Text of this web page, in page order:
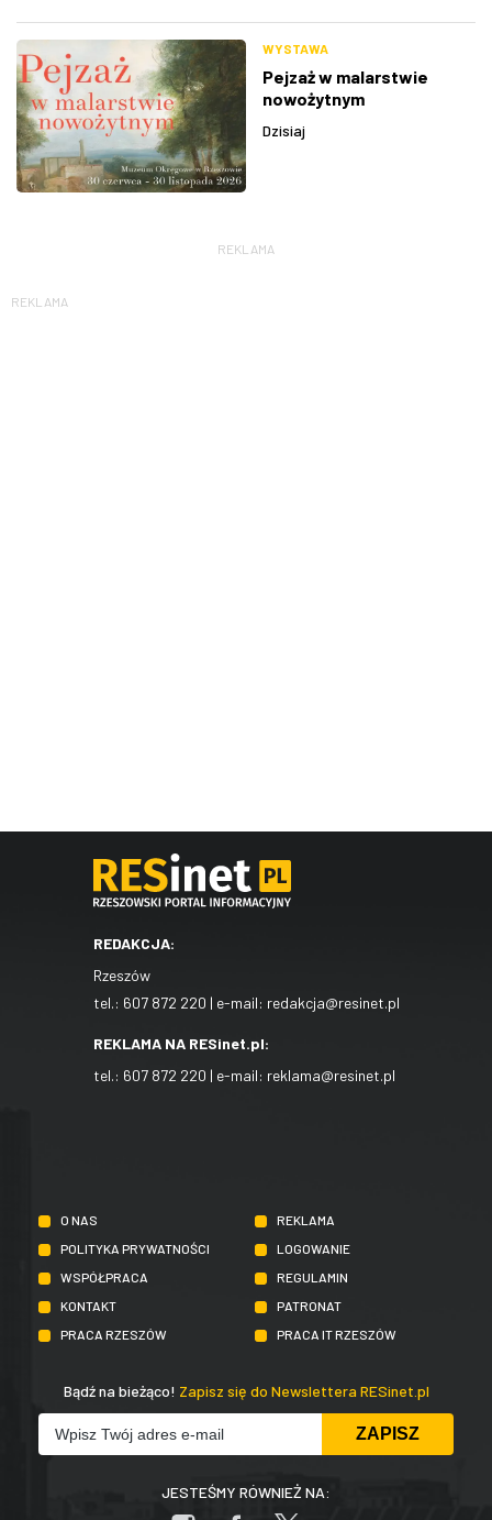
WYSTAWA
Pejzaż w malarstwie
nowożytnym
Dzisiaj
REKLAMA
REKLAMA
REDAKCJA:
Rzeszów
tel.: 607 872 220 | e-mail: redakcja@resinet.pl
REKLAMA NA RESinet.pl:
tel.: 607 872 220 | e-mail: reklama@resinet.pl
O NAS
REKLAMA
POLITYKA PRYWATNOŚCI
LOGOWANIE
WSPÓŁPRACA
REGULAMIN
KONTAKT
PATRONAT
PRACA RZESZÓW
PRACA IT RZESZÓW
Bądź na bieżąco! Zapisz się do Newslettera RESinet.pl
JESTEŚMY RÓWNIEŻ NA: